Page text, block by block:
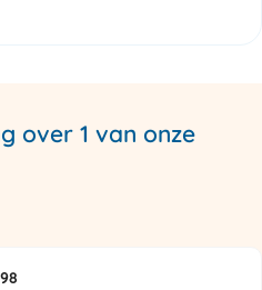
over 1 van onze